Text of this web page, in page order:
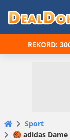
REKORD:
Sport
🏀 adidas Dame 8